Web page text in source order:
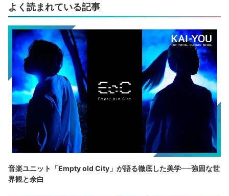
よく読まれている記事
音楽ユニット「Empty old City」が語る徹底した美学──強固な世
界観と余白